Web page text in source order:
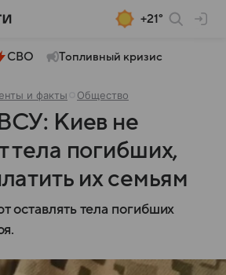
+21°
СВО Топливный кризис
и факты Общество
Киев не
тела погибших,
их семьям
оставлять тела погибших